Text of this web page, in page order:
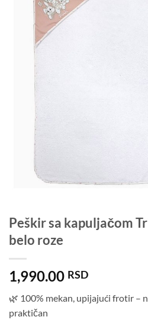
Peškir sa kapuljačom
belo roze
1,990.00 RSD
🌿 100% mekan, upijajući frotir –
praktičan